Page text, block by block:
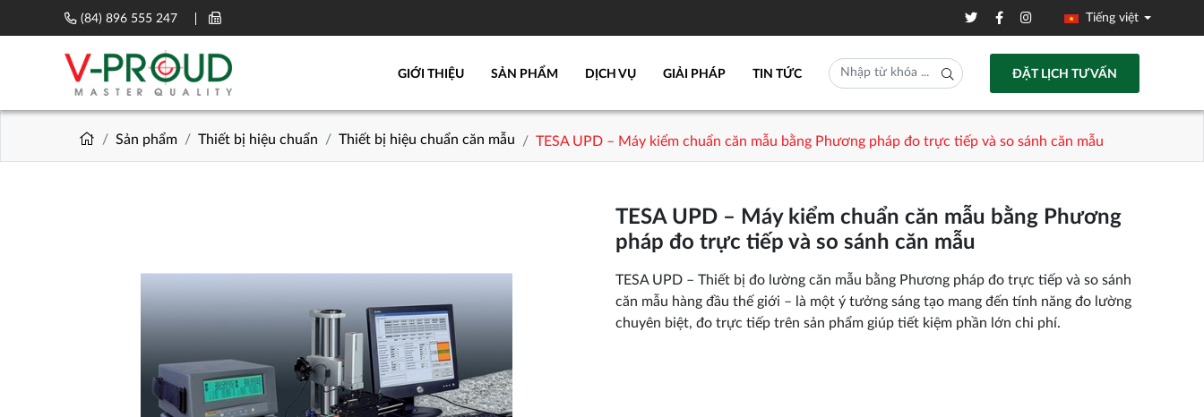
(84) 896 555 247 Tiếng việt
GIỚI THIỆU SẢN PHẨM DỊCH VỤ GIẢI PHÁP TIN TỨC ĐẶT LỊCH TƯ VẤN
Sản phẩm Thiết bị hiệu chuẩn Thiết bị hiệu chuẩn căn mẫu TESA UPD – Máy kiểm chuẩn căn mẫu bằng Phương pháp đo trực tiếp và so sánh căn mẫu
TESA UPD – Máy kiểm chuẩn căn mẫu bằng Phương
pháp đo trực tiếp và so sánh căn mẫu
TESA UPD – Thiết bị đo lường căn mẫu bằng Phương pháp đo trực tiếp và so sánh
căn mẫu hàng đầu thế giới – là một ý tưởng sáng tạo mang đến tính năng đo lường
chuyên biệt, đo trực tiếp trên sản phẩm giúp tiết kiệm phần lớn chi phí.